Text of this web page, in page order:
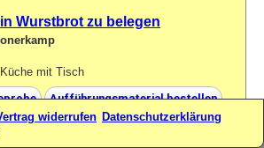
Wurstbrot zu belegen
mit Tisch
Aufführungsmaterial bestellen
widerrufen Datenschutzerklärung